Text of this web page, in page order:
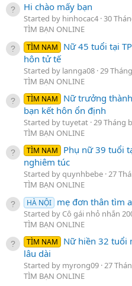
Hi chào mấy bạn
Started by hinhocac4 30
TÌM BẠN ONLINE
TÌM NAM
Nữ 45 tuổi tại
hôn tử tế
Started by lannga08 29
TÌM BẠN ONLINE
TÌM NAM
Nữ trưởng
bạn kết hôn ổn định
Started by tuyetat 29 Tháng
TÌM BẠN ONLINE
TÌM NAM
Phụ nữ 39 tuổi
nghiêm túc
Started by quynhbebe 27
TÌM BẠN ONLINE
HÀ NỘI mẹ đơn thân tìm
Started by Cô gái nhỏ nhắn
TÌM BẠN ONLINE
TÌM NAM
Nữ hiền 32 tuổi
lâu dài
Started by myrong09 27
TÌM BẠN ONLINE